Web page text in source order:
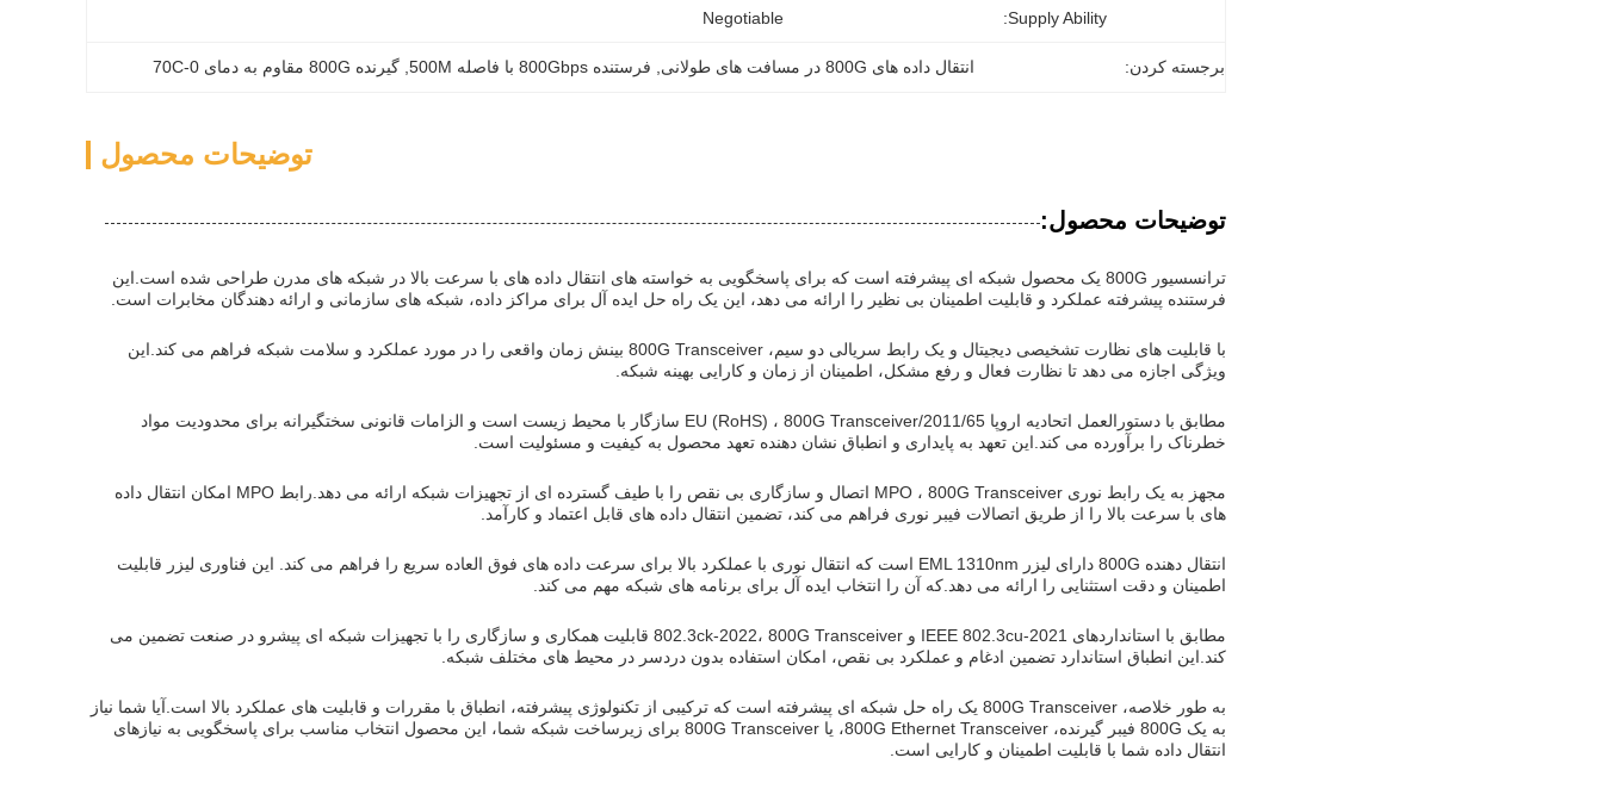
Supply Ability:
Negotiable
برجسته کردن: انتقال داده های 800G در مسافت های طولانی فرستنده 800Gbps با فاصله 500M , گیرنده 800G مقاوم به دمای 0-70C
توضیحات محصول
توضیحات محصول:
ترانسسیور 800G یک محصول شبکه ای پیشرفته است که برای پاسخگویی به خواسته های انتقال داده های با سرعت بالا در شبکه های مدرن طراحی شده است.این
فرستنده پیشرفته عملکرد و قابلیت اطمینان بی نظیر را ارائه می دهد، این یک راه حل ایده آل برای مراکز داده، شبکه های سازمانی و ارائه دهندگان مخابرات است.
با قابلیت های نظارت تشخیصی دیجیتال و یک رابط سریالی دو سیم، 800G Transceiver بینش زمان واقعی را در مورد عملکرد و سلامت شبکه فراهم می کند.این
ویژگی اجازه می دهد تا نظارت فعال و رفع مشکل، اطمینان از زمان و کارایی بهینه شبکه.
مطابق با دستورالعمل اتحادیه اروپا 2011/65/EU (RoHS) ، 800G Transceiver سازگار با محیط زیست است و الزامات قانونی سختگیرانه برای محدودیت مواد
خطرناک را برآورده می کند.این تعهد به پایداری و انطباق نشان دهنده تعهد محصول به کیفیت و مسئولیت است.
مجهز به یک رابط نوری MPO ، 800G Transceiver اتصال و سازگاری بی نقص را با طیف گسترده ای از تجهیزات شبکه ارائه می دهد.رابط MPO امکان انتقال داده
های با سرعت بالا را از طریق اتصالات فیبر نوری فراهم می کند، تضمین انتقال داده های قابل اعتماد و کارآمد.
انتقال دهنده 800G دارای لیزر EML 1310nm است که انتقال نوری با عملکرد بالا برای سرعت داده های فوق العاده سریع را فراهم می کند. این فناوری لیزر قابلیت
اطمینان و دقت استثنایی را ارائه می دهد.که آن را انتخاب ایده آل برای برنامه های شبکه مهم می کند.
مطابق با استانداردهای IEEE 802.3cu-2021 و 802.3ck-2022، 800G Transceiver قابلیت همکاری و سازگاری را با تجهیزات شبکه ای پیشرو در صنعت تضمین می
کند.این انطباق استاندارد تضمین ادغام و عملکرد بی نقص، امکان استفاده بدون دردسر در محیط های مختلف شبکه.
به طور خلاصه، 800G Transceiver یک راه حل شبکه ای پیشرفته است که ترکیبی از تکنولوژی پیشرفته، انطباق با مقررات و قابلیت های عملکرد بالا است.آیا شما نیاز
به یک 800G فیبر گیرنده، 800G Ethernet Transceiver، یا 800G Transceiver برای زیرساخت شبکه شما، این محصول انتخاب مناسب برای پاسخگویی به نیازهای
انتقال داده شما با قابلیت اطمینان و کارایی است.